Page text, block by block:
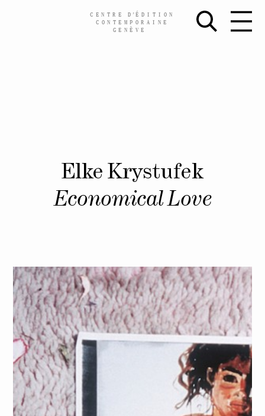
CENTRE D’ÉDITION
CONTEMPORAINE
GENÈVE
Elke Krystufek
Economical Love